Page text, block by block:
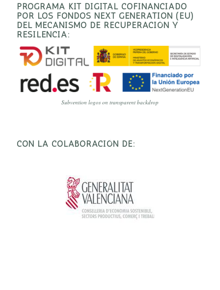
PROGRAMA KIT DIGITAL COFINANCIADO
POR LOS FONDOS NEXT GENERATION (EU)
DEL MECANISMO DE RECUPERACIÓN Y
RESILENCIA:
Subvention logos on transparent backdrop
CON LA COLABORACIÓN DE: